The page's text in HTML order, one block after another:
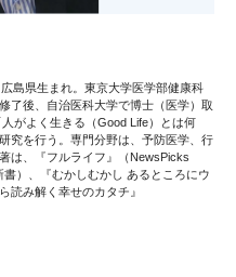
島県生まれ。東京大学医学部健康科
了後、自治医科大学で博士（医学）取
がよく生きる（Good Life）とは何
究を行う。専門分野は、予防医学、行
は、『フルライフ』（NewsPicks
）、『むかしむかし あるところにウ
み解く幸せのカタチ』